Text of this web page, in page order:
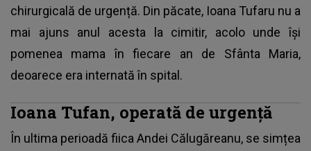
chirurgicală de urgență. Din păcate, Ioana Tufaru nu a
mai ajuns anul acesta la cimitir, acolo unde își
pomenea mama în fiecare an de Sfânta Maria,
deoarece era internată în spital.
Ioana Tufan, operată de urgență
În ultima perioadă fiica Andei Călugăreanu, se simțea